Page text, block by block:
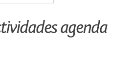
agenda